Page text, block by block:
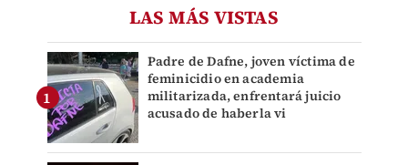
LAS MÁS VISTAS
Padre de Dafne, joven víctima de
feminicidio en academia
militarizada, enfrentará juicio
acusado de haberla vi